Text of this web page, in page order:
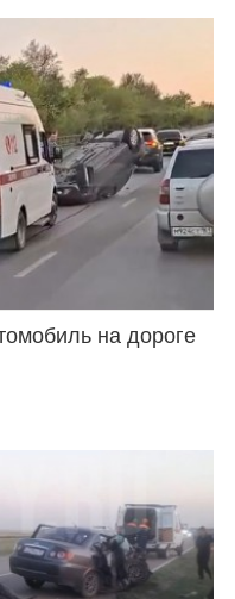
на дороге